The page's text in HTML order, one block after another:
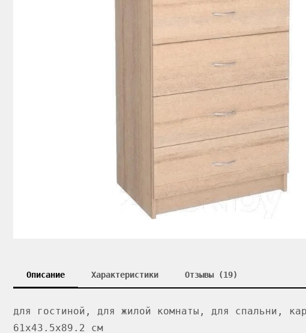
Описание Характеристики Отзывы (19)
для гостиной, для жилой комнаты, для спальни,
61x43.5x89.2 см